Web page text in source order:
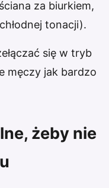
za biurkiem,
tonacji).
się w tryb
męczy jak bardzo
żeby nie